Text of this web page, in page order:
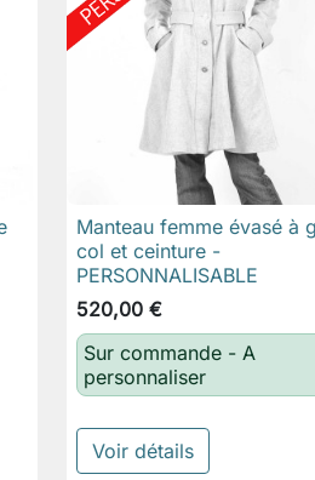
 Aperçu rapide
Manteau femme évasé à
col et ceinture -
PERSONNALISABLE
520,00 €
Sur commande - A
personnaliser
Voir détails